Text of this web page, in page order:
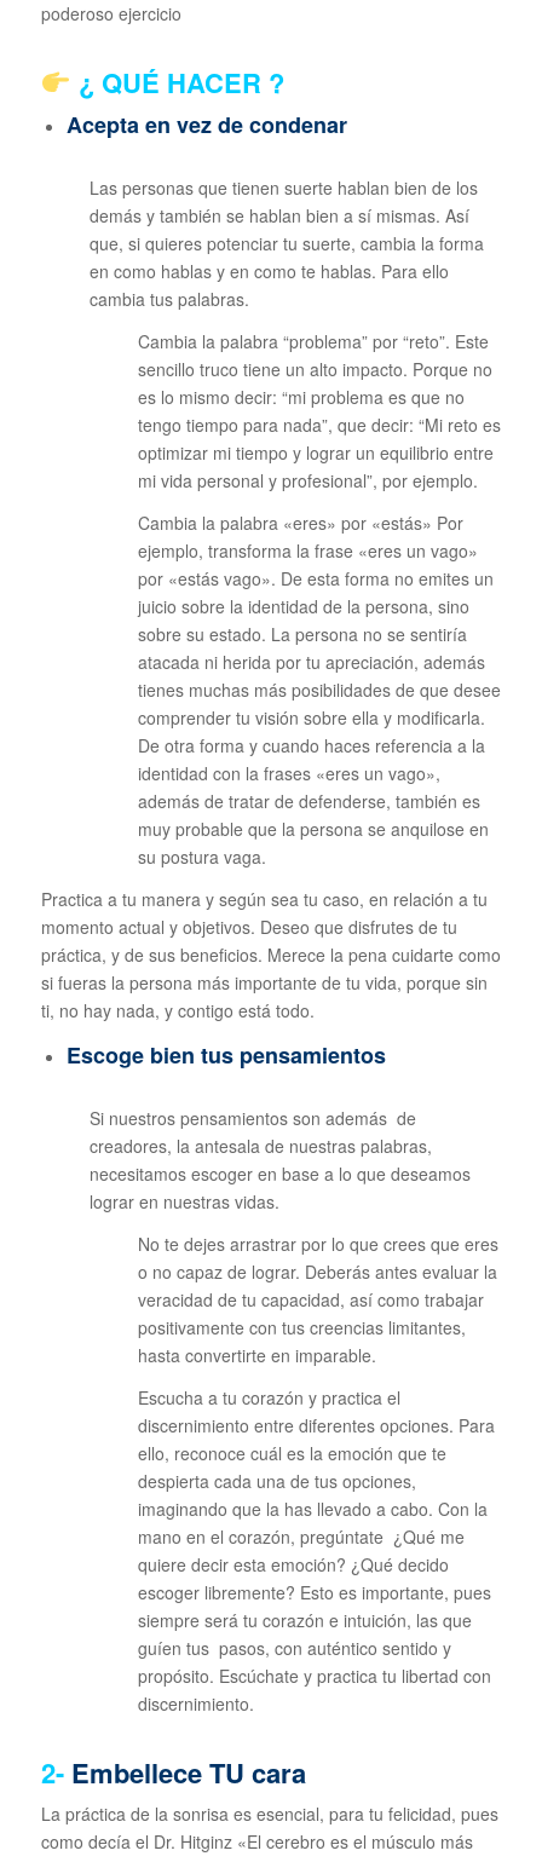
poderoso ejercicio
¿ QUÉ HACER ?
Acepta en vez de condenar
Las personas que tienen suerte hablan bien de los
demás y también se hablan bien a sí mismas. Así
que, si quieres potenciar tu suerte, cambia la forma
en como hablas y en como te hablas. Para ello
cambia tus palabras.
Cambia la palabra “problema” por “reto”. Este
sencillo truco tiene un alto impacto. Porque no
es lo mismo decir: “mi problema es que no
tengo tiempo para nada”, que decir: “Mi reto es
optimizar mi tiempo y lograr un equilibrio entre
mi vida personal y profesional”, por ejemplo.
Cambia la palabra «eres» por «estás» Por
ejemplo, transforma la frase «eres un vago»
por «estás vago». De esta forma no emites un
juicio sobre la identidad de la persona, sino
sobre su estado. La persona no se sentiría
atacada ni herida por tu apreciación, además
tienes muchas más posibilidades de que desee
comprender tu visión sobre ella y modificarla.
De otra forma y cuando haces referencia a la
identidad con la frases «eres un vago»,
además de tratar de defenderse, también es
muy probable que la persona se anquilose en
su postura vaga.
Practica a tu manera y según sea tu caso, en relación a tu
momento actual y objetivos. Deseo que disfrutes de tu
práctica, y de sus beneficios. Merece la pena cuidarte como
si fueras la persona más importante de tu vida, porque sin
ti, no hay nada, y contigo está todo.
Escoge bien tus pensamientos
Si nuestros pensamientos son además de
creadores, la antesala de nuestras palabras,
necesitamos escoger en base a lo que deseamos
lograr en nuestras vidas.
No te dejes arrastrar por lo que crees que eres
o no capaz de lograr. Deberás antes evaluar la
veracidad de tu capacidad, así como trabajar
positivamente con tus creencias limitantes,
hasta convertirte en imparable.
Escucha a tu corazón y practica el
discernimiento entre diferentes opciones. Para
ello, reconoce cuál es la emoción que te
despierta cada una de tus opciones,
imaginando que la has llevado a cabo. Con la
mano en el corazón, pregúntate ¿Qué me
quiere decir esta emoción? ¿Qué decido
escoger libremente? Esto es importante, pues
siempre será tu corazón e intuición, las que
guíen tus pasos, con auténtico sentido y
propósito. Escúchate y practica tu libertad con
discernimiento.
2- Embellece TU cara
La práctica de la sonrisa es esencial, para tu felicidad, pues
como decía el Dr. Hitginz «El cerebro es el músculo más